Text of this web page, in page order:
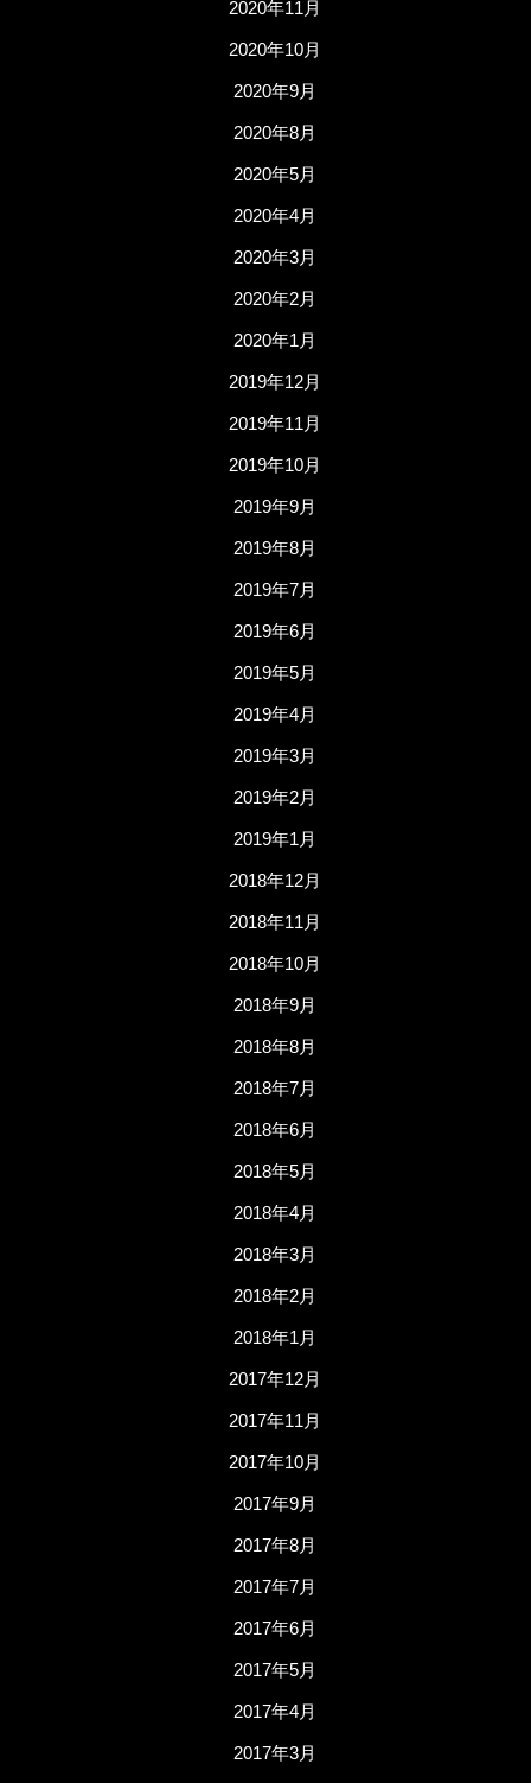
2020年11月
2020年10月
2020年9月
2020年8月
2020年5月
2020年4月
2020年3月
2020年2月
2020年1月
2019年12月
2019年11月
2019年10月
2019年9月
2019年8月
2019年7月
2019年6月
2019年5月
2019年4月
2019年3月
2019年2月
2019年1月
2018年12月
2018年11月
2018年10月
2018年9月
2018年8月
2018年7月
2018年6月
2018年5月
2018年4月
2018年3月
2018年2月
2018年1月
2017年12月
2017年11月
2017年10月
2017年9月
2017年8月
2017年7月
2017年6月
2017年5月
2017年4月
2017年3月